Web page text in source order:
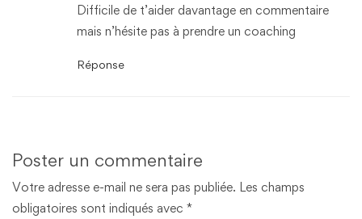
Difficile de t’aider davantage en commentaire
mais n’hésite pas à prendre un coaching
Réponse
Poster un commentaire
Votre adresse e-mail ne sera pas publiée. Les champs
obligatoires sont indiqués avec *